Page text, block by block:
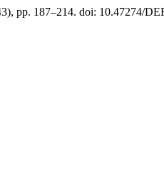
pp. 187–214. doi: 10.47274/